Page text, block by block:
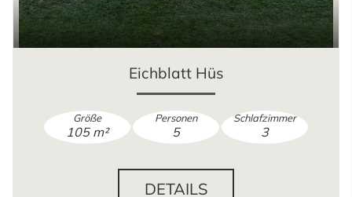
Eichblatt Hüs
105 m²
Größe
5
Personen
3
Schlafzimmer
DETAILS